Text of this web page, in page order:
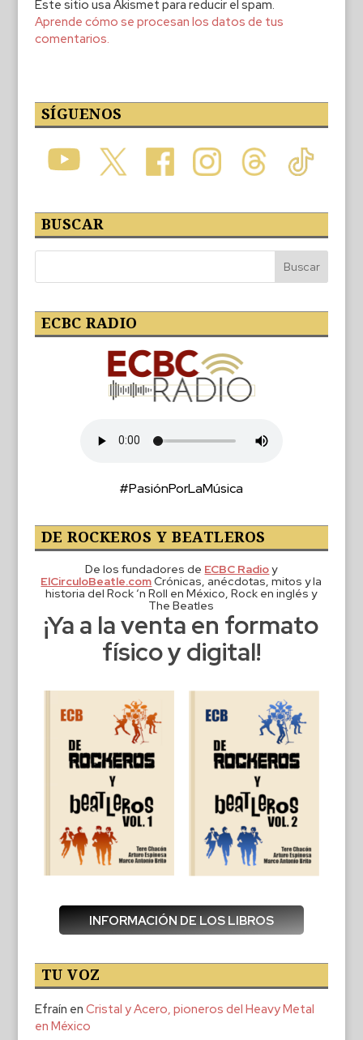
Este sitio usa Akismet para reducir el spam.
Aprende cómo se procesan los datos de tus
comentarios.
SÍGUENOS
BUSCAR
ECBC RADIO
#PasiónPorLaMúsica
DE ROCKEROS Y BEATLEROS
De los fundadores de ECBC Radioy
ElCirculoBeatle.comCrónicas, anécdotas, mitos y la
historia del Rock ‘n Roll en México, Rock en inglés y
The Beatles
¡Ya a la venta en formato
físico y digital!
INFORMACIÓN DE LOS LIBROS
TU VOZ
Efraín en Cristal y Acero, pioneros del Heavy Metal
en México